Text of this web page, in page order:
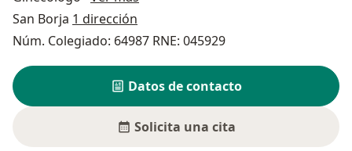
San Borja 1 dirección
Núm. Colegiado: 64987 RNE: 045929
Datos de contacto
Solicita una cita